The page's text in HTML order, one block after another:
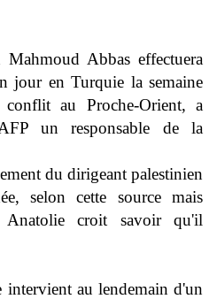
Abbas effectuera
jour en Turquie la semaine
au Proche-Orient, a
un responsable de la
du dirigeant palestinien
selon cette source mais
Anatolie croit savoir qu'il
intervient au lendemain d'un